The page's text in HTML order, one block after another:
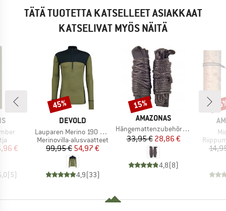
TÄTÄ TUOTETTA KATSELLEET ASIAKKAAT
KATSELIVAT MYÖS NÄITÄ
hinta
€
(5)
MERKKI
DEVOLD
Tuote
Lauparen Merino 190 Zip Neck
Tuoteryhmä
Merinovilla-alusvaatteet
Hinta
99,95 €Alennettu hinta
54,97 €
4,9(33)
Alennus
45%
MERKKI
AMAZONAS
Tuote
Hängemattenzubehör Adventure-Rope
Hinta
33,95 €Alennettu hinta
28,86 €
4,8(8)
Alennus
15%